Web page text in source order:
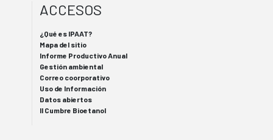
ACCESOS
¿Qué es IPAAT?
Mapa del sitio
Informe Productivo Anual
Gestión ambiental
Correo coorporativo
Uso de Información
Datos abiertos
II Cumbre Bioetanol